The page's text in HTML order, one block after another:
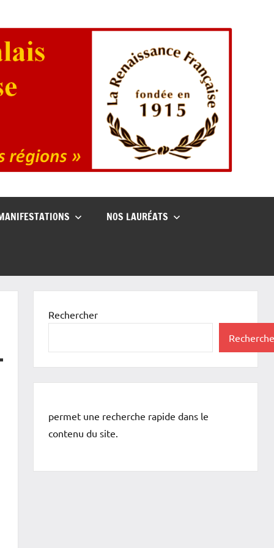
NOS LAURÉATS
Rechercher
permet une recherche rapide dans le
contenu du site.